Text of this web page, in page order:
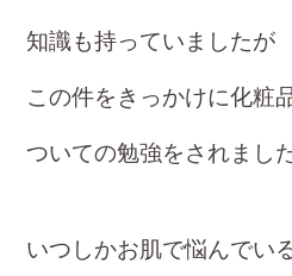
知識も持っていましたが
この件をきっかけに化粧
ついての勉強をされまし
いつしかお肌で悩んでい